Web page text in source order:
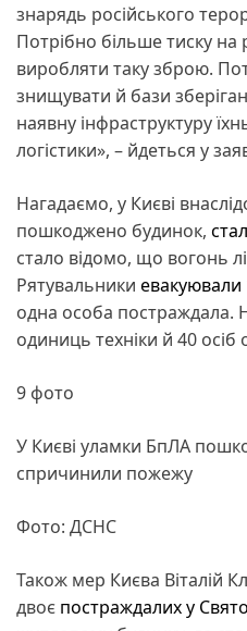
знарядь російського
Потрібно більше тиску на
виробляти таку зброю.
знищувати й бази
наявну інфраструктуру
логістики», – йдеться у
Нагадаємо, у Києві
пошкоджено будинок,
стало відомо, що вогонь
Рятувальники евакуювали
одна особа постраждала.
одиниць техніки й 40
9 фото
У Києві уламки БпЛА
спричинили пожежу
Фото: ДСНС
Також мер Києва Віталій
двоє постраждалих у